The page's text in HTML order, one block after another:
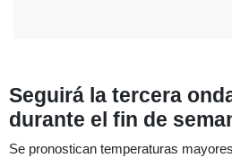
Seguirá la tercera
durante el fin de
Se pronostican temperaturas